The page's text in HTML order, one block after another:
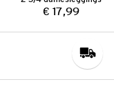
Prijs:
€ 17,99